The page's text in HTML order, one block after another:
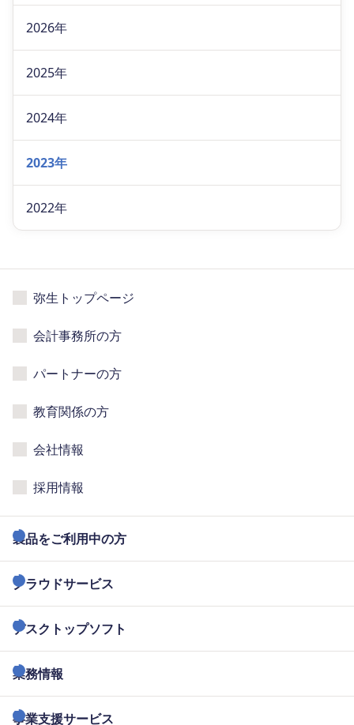
2026年
2025年
2024年
2023年
2022年
弥生トップページ
会計事務所の方
パートナーの方
教育関係の方
会社情報
採用情報
製品をご利用中の方
クラウドサービス
デスクトップソフト
業務情報
事業支援サービス